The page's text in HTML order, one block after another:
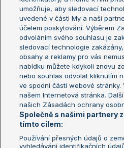
Sázkařský žebříček
US
Aktualní trendy
Fotbalové přestupy
Livesport Daily
LS Prague Open
umožňuje, aby sledovací
uvedené v části My a naši
účelem poskytování. Výběrem
odvoláním svého souhlasu je
sledovací technologie
obsahy a reklamy pro vás
nabídku můžete kdykoli znovu
nebo souhlas odvolat kliknutím
ve spodní části webové stránky.
našem Internetová stránka.
našich Zásadách ochrany
Společně s našimi partnery
tímto cílem:
Používání přesných údajů o
vyhledávání identifikačních